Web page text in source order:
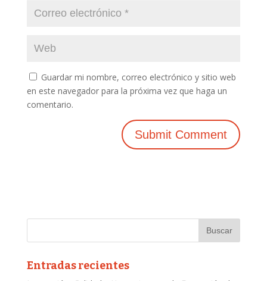
Guardar mi nombre, correo electrónico y sitio web
en este navegador para la próxima vez que haga un
comentario.
Entradas recientes